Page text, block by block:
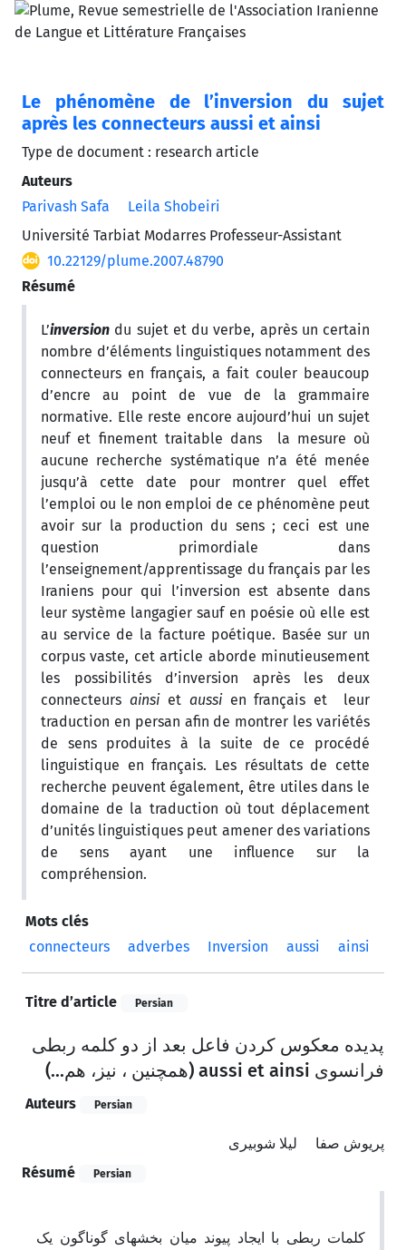
Le phénomène de l’inversion du sujet
après les connecteurs aussi et ainsi
Type de document : research article
Auteurs
Parivash Safa
Leila Shobeiri
Université Tarbiat Modarres Professeur-Assistant
10.22129/plume.2007.48790
Résumé
L’inversion du sujet et du verbe, après un certain
nombre d’éléments linguistiques notamment des
connecteurs en français, a fait couler beaucoup
d’encre au point de vue de la grammaire
normative. Elle reste encore aujourd’hui un sujet
neuf et finement traitable dans la mesure où
aucune recherche systématique n’a été menée
jusqu’à cette date pour montrer quel effet
l’emploi ou le non emploi de ce phénomène peut
avoir sur la production du sens ; ceci est une
question primordiale dans
l’enseignement/apprentissage du français par les
Iraniens pour qui l’inversion est absente dans
leur système langagier sauf en poésie où elle est
au service de la facture poétique. Basée sur un
corpus vaste, cet article aborde minutieusement
les possibilités d’inversion après les deux
connecteurs ainsi et aussi en français et leur
traduction en persan afin de montrer les variétés
de sens produites à la suite de ce procédé
linguistique en français. Les résultats de cette
recherche peuvent également, être utiles dans le
domaine de la traduction où tout déplacement
d’unités linguistiques peut amener des variations
de sens ayant une influence sur la
compréhension.
Mots clés
connecteurs
adverbes Inversion aussi ainsi
Titre d’article Persian
پدیده معکوس کردن فاعل بعد از دو کلمه ربطی
فرانسوی aussi et ainsi (همچنین ، نیز، هم...)
Auteurs Persian
پریوش صفا
لیلا شوبیری
Résumé
Persian
کلمات ربطی با ایجاد پیوند میان بخشهای گوناگون یک